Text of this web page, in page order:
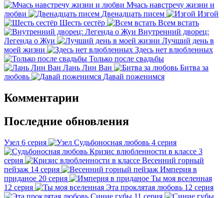
Мчась навстречу жизни и
любви
Двенадцать писем
Изгой
Шесть сестёр
Всем встать
Внутренний дворец:
Легенда о Жуи
Лучший день в
моей жизни
Здесь нет влюбленных
Только после свадьбы
Лань Лин Ван
Битва за
любовь
Давай поженимся
Комментарии
Последние обновления
Узел 6 серия Судьбоносная любовь 4 серия
Кризис влюбленности в классе 3
серия
Весенний горный
пейзаж 14 серия
Империя в
приданое 20 серия
Ты моя вселенная
12 серия
Эта проклятая любовь 12 серия
Синие губы 11 серия